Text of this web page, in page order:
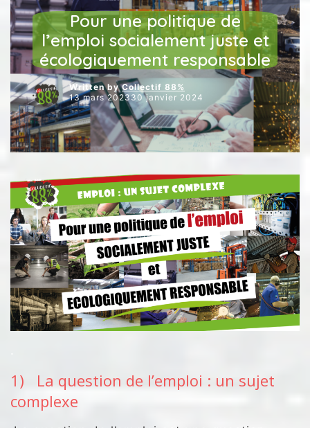
Pour une politique de
l’emploi socialement juste et
écologiquement responsable
Written byCollectif 88%
13 mars 202330 janvier 2024
1) La question de l’emploi : un sujet
complexe